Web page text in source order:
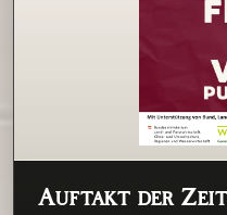
Auftakt der